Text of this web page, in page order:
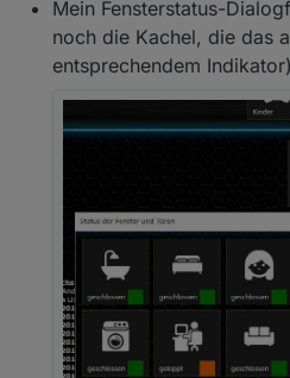
Mein Fensterstatus-
noch die Kachel, die das
entsprechendem Indikator)